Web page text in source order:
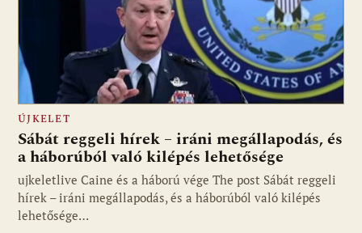
Fotó: ujkelet.live
ÚJKELET
Sábát reggeli hírek – iráni megállapodás, és
a háborúból való kilépés lehetősége
ujkeletlive Caine és a háború vége The post Sábát reggeli
hírek – iráni megállapodás, és a háborúból való kilépés
lehetősége…